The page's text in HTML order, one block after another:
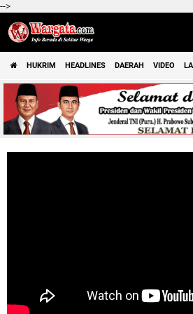
-->
HUKRIM HEADLINES DAERAH VIDEO